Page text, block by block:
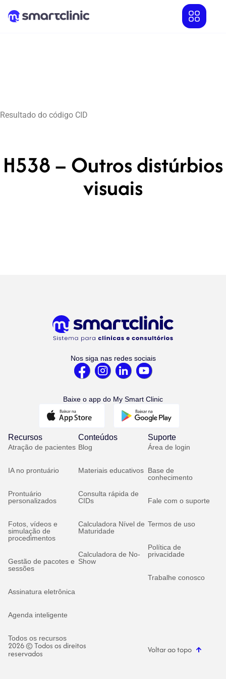
Resultado do código CID
H538 – Outros distúrbios
visuais
Nos siga nas redes sociais
Baixe o app do My Smart Clinic
Recursos
Atração de pacientes
IA no prontuário
Prontuário
personalizados
Fotos, vídeos e
simulação de
procedimentos
Gestão de pacotes e
sessões
Assinatura eletrônica
Agenda inteligente
Todos os recursos
Conteúdos
Blog
Materiais educativos
Consulta rápida de
CIDs
Calculadora Nível de
Maturidade
Calculadora de No-
Show
Suporte
Área de login
Base de
conhecimento
Fale com o suporte
Termos de uso
Política de
privacidade
Trabalhe conosco
2026 © Todos os direitos
reservados Voltar ao topo